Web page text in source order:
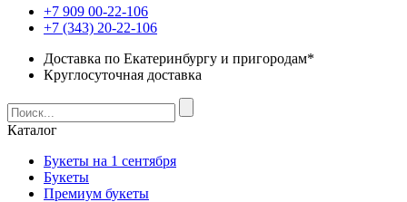
+7 909 00-22-106
+7 (343) 20-22-106
Доставка по Екатеринбургу и пригородам*
Круглосуточная доставка
Каталог
Букеты на 1 сентября
Букеты
Премиум букеты